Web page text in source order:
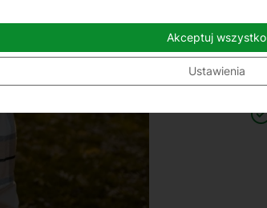
Akceptuj wszystko
Ustawienia